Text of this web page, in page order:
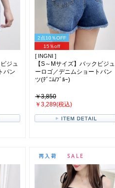
ジュ
パン
2点10％OFF
15％off
[ INGNI ]
【S～Mサイズ】バックビジュ
ーロゴ／デニムショートパン
ツ(ﾃﾞﾆﾑ/ﾌﾞﾙｰ)
￥3,850
￥3,289(税込)